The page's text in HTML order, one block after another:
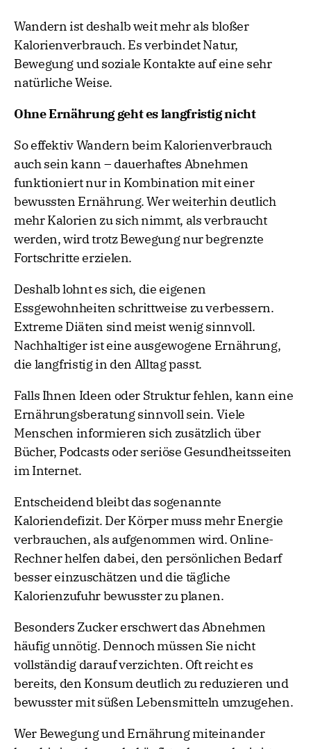
Wandern ist deshalb weit mehr als bloßer
Kalorienverbrauch. Es verbindet Natur,
Bewegung und soziale Kontakte auf eine sehr
natürliche Weise.
Ohne Ernährung geht es langfristig nicht
So effektiv Wandern beim Kalorienverbrauch
auch sein kann – dauerhaftes Abnehmen
funktioniert nur in Kombination mit einer
bewussten Ernährung. Wer weiterhin deutlich
mehr Kalorien zu sich nimmt, als verbraucht
werden, wird trotz Bewegung nur begrenzte
Fortschritte erzielen.
Deshalb lohnt es sich, die eigenen
Essgewohnheiten schrittweise zu verbessern.
Extreme Diäten sind meist wenig sinnvoll.
Nachhaltiger ist eine ausgewogene Ernährung,
die langfristig in den Alltag passt.
Falls Ihnen Ideen oder Struktur fehlen, kann eine
Ernährungsberatung sinnvoll sein. Viele
Menschen informieren sich zusätzlich über
Bücher, Podcasts oder seriöse Gesundheitsseiten
im Internet.
Entscheidend bleibt das sogenannte
Kaloriendefizit. Der Körper muss mehr Energie
verbrauchen, als aufgenommen wird. Online-
Rechner helfen dabei, den persönlichen Bedarf
besser einzuschätzen und die tägliche
Kalorienzufuhr bewusster zu planen.
Besonders Zucker erschwert das Abnehmen
häufig unnötig. Dennoch müssen Sie nicht
vollständig darauf verzichten. Oft reicht es
bereits, den Konsum deutlich zu reduzieren und
bewusster mit süßen Lebensmitteln umzugehen.
Wer Bewegung und Ernährung miteinander